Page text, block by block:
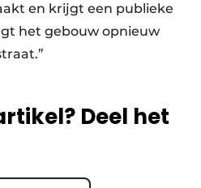
en krijgt een publieke
het gebouw opnieuw
Deel het